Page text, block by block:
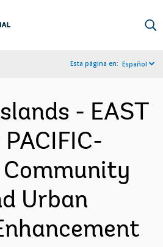
Esta página en: Español
- EAST
Community
Urban